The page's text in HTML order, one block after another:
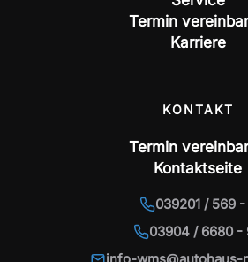
Termin
Karriere
KONTAKT
Termin
Kontaktseite
039201 / 569 -
03904 / 6680 -